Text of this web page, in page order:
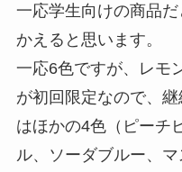
一応学生向けの商品
かえると思います。
一応6色ですが、レモ
が初回限定なので、
はほかの4色（ピーチ
ル、ソーダブルー、